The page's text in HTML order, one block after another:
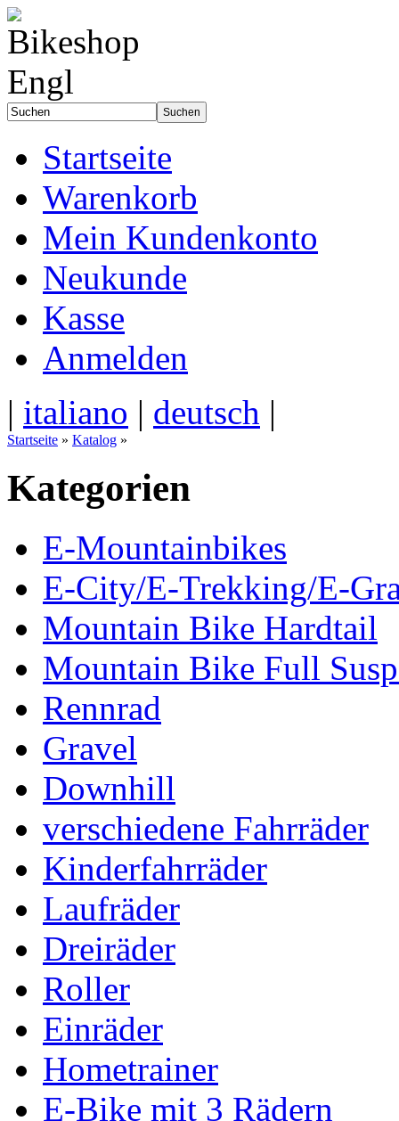
Startseite
Warenkorb
Mein Kundenkonto
Neukunde
Kasse
Anmelden
| italiano | deutsch |
Startseite » Katalog »
Kategorien
E-Mountainbikes
E-City/E-Trekking/E-
Mountain Bike Hardtail
Mountain Bike Full
Rennrad
Gravel
Downhill
verschiedene Fahrräder
Kinderfahrräder
Laufräder
Dreiräder
Roller
Einräder
Hometrainer
E-Bike mit 3 Rädern